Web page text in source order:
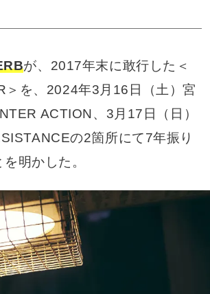
が、2017年末に敢行した＜
＞を、2024年3月16日（土）宮
ACTION、3月17日（日）
の2箇所にて7年振り
明かした。